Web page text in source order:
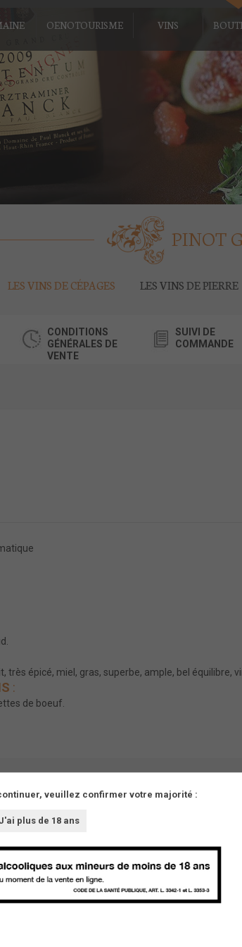
OENOTOURISME VINS
PINOT
LES VINS DE CÉPAGES LES VINS DE PIERRE
CONDITIONS
GÉNÉRALES DE
VENTE
SUIVI DE
COMMANDE
très épicé, miel, gras, superbe, ample, bel équilibre,
:
de boeuf.
veuillez confirmer votre majorité :
plus de 18 ans